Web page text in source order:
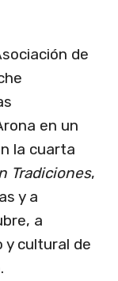
de
en un
la cuarta
Tradiciones,
y a
a
y cultural de